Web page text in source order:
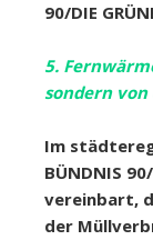
90/DIE
5.
sondern
Im
BÜNDNIS
vereinbart,
der